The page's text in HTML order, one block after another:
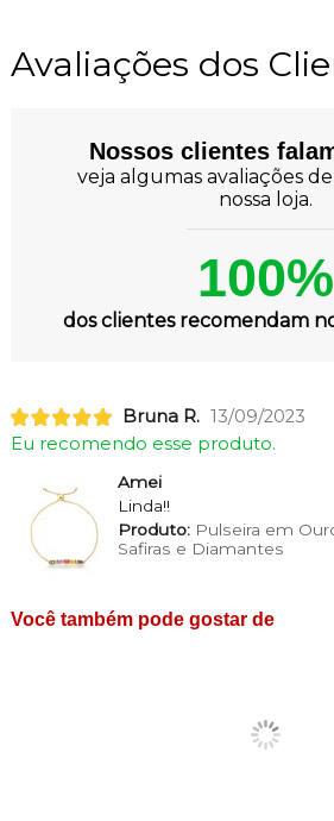
Avaliações dos
Nossos clientes
veja algumas avaliações
nossa loja.
100%
dos clientes recomendam
Bruna R. 13/09/2023
Eu recomendo esse produto.
Amei
Linda!!
Produto:Pulseira em
Safiras e Diamantes
Você também pode gostar de